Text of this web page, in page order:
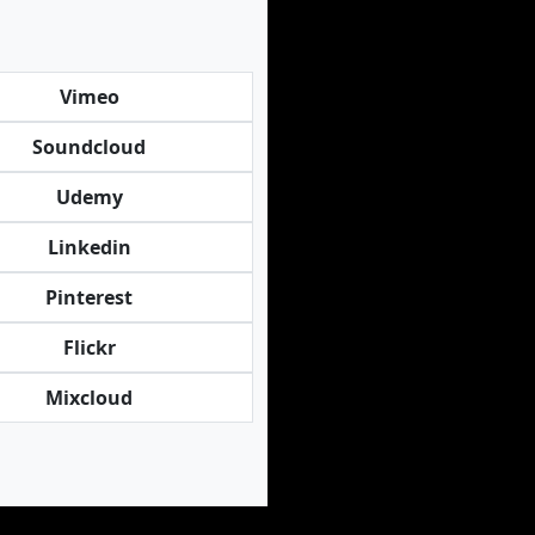
Vimeo
Soundcloud
Udemy
Linkedin
Pinterest
Flickr
Mixcloud